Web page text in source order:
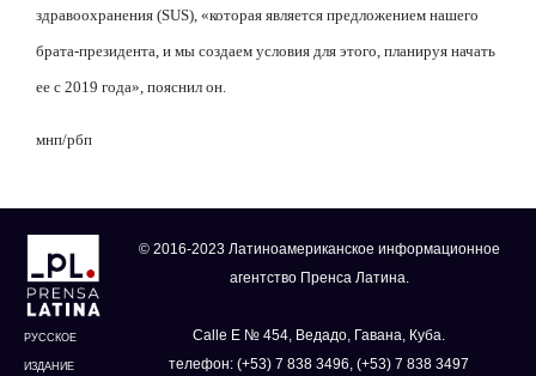
здравоохранения (SUS), «которая является предложением нашего
брата-президента, и мы создаем условия для этого, планируя начать
ее с 2019 года», пояснил он.
мнп/рбп
РУССКОЕ
ИЗДАНИЕ
© 2016-2023 Латиноамериканское информационное
агентство Пренса Латина.
Calle E № 454, Ведадо, Гавана, Куба.
телефон: (+53) 7 838 3496, (+53) 7 838 3497